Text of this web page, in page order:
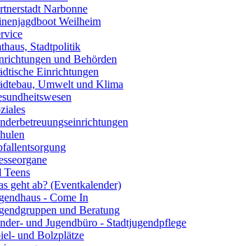
Narbonne
Weilheim
Stadtpolitik
und Behörden
Einrichtungen
Umwelt und Klima
Teens
geht ab? (Eventkalender)
- Come In
und Beratung
und Jugendbüro - Stadtjugendpflege
und Bolzplätze